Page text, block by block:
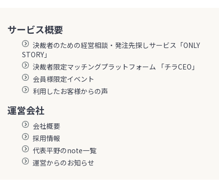
サービス概要
決裁者のための経営相談・発注先探しサービス「ONLY
STORY」
決裁者限定マッチングプラットフォーム 「チラCEO」
会員様限定イベント
利用したお客様からの声
運営会社
会社概要
採用情報
代表平野のnote一覧
運営からのお知らせ